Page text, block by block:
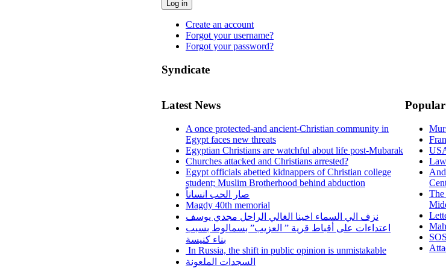
Log in
Create an account
Forgot your username?
Forgot your password?
Syndicate
Latest News
A once protected-and ancient-Christian community in
Egypt faces new threats
Egyptian Christians are watchful about life post-Mubarak
Churches attacked and Christians arrested?
Egypt officials abetted kidnappers of Christian college
student; Muslim Brotherhood behind abduction
صار الحب انساناً
Magdy 40th memorial
نزف الي السماء اخينا الغالي الراحل مجدي يوسف
اعتداءات على أقباط قرية ” العزيب” بسمالوط بسبب
بناء كنيسة
In Russia, the shift in public opinion is unmistakable
السجدات الملعونة
The